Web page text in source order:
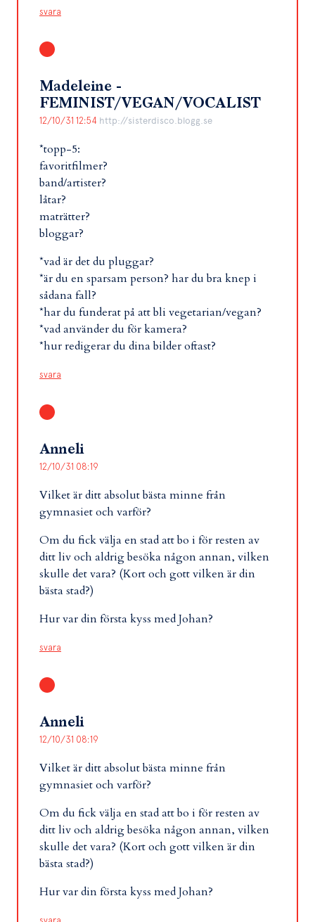
svara
Madeleine -
FEMINIST/VEGAN/VOCALIST
12/10/31 12:54 http://sisterdisco.blogg.se
*topp-5:
favoritfilmer?
band/artister?
låtar?
maträtter?
bloggar?
*vad är det du pluggar?
*är du en sparsam person? har du bra knep i
sådana fall?
*har du funderat på att bli vegetarian/vegan?
*vad använder du för kamera?
*hur redigerar du dina bilder oftast?
svara
Anneli
12/10/31 08:19
Vilket är ditt absolut bästa minne från
gymnasiet och varför?
Om du fick välja en stad att bo i för resten av
ditt liv och aldrig besöka någon annan, vilken
skulle det vara? (Kort och gott vilken är din
bästa stad?)
Hur var din första kyss med Johan?
svara
Anneli
12/10/31 08:19
Vilket är ditt absolut bästa minne från
gymnasiet och varför?
Om du fick välja en stad att bo i för resten av
ditt liv och aldrig besöka någon annan, vilken
skulle det vara? (Kort och gott vilken är din
bästa stad?)
Hur var din första kyss med Johan?